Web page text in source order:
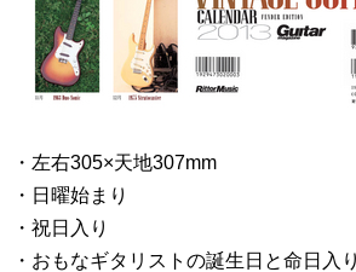
・左右305×天地307mm
・日曜始まり
・祝日入り
・おもなギタリストの誕生日と命日入り